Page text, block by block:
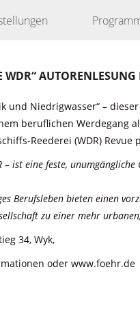
WDR“
und Niedrigwasser“ –
beruflichen
Reederei (WDR) Revue
– ist eine feste,
Berufsleben bieten einen
zu einer mehr
34, Wyk,
oder www.foehr.de